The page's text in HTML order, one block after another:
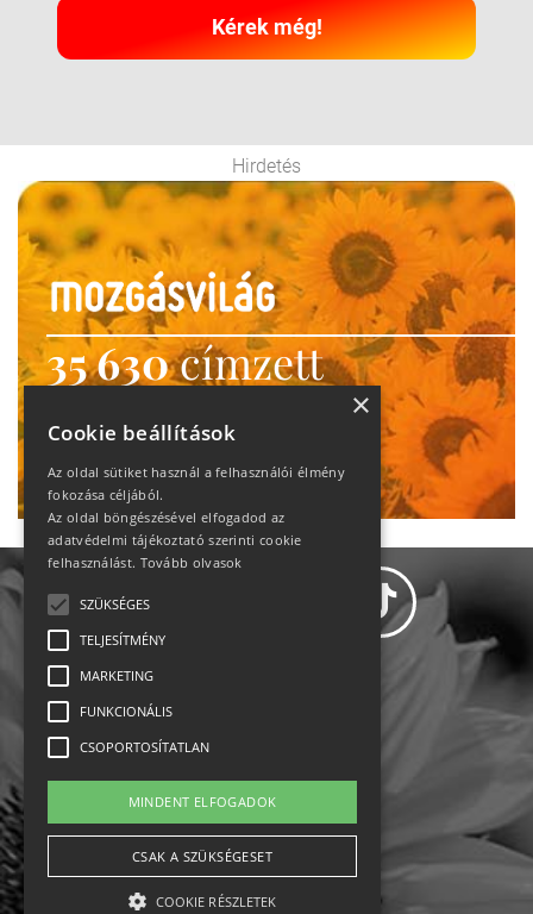
Kérek még!
Hirdetés
35 630címzett
heti motiváció
Ne maradj le!
Állásajánlatok
Impresszum-kapcsolat
Jogi nyilatkozat
×
Cookie beállítások
Az oldal sütiket használ a felhasználói élmény
fokozása céljából.
Az oldal böngészésével elfogadod az
adatvédelmi tájékoztató szerinti cookie
felhasználást. Tovább olvasok
SZÜKSÉGES
TELJESÍTMÉNY
MARKETING
FUNKCIONÁLIS
CSOPORTOSÍTATLAN
MINDENT ELFOGADOK
CSAK A SZÜKSÉGESET
COOKIE RÉSZLETEK